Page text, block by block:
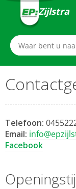
Zijlstra
Telefoon:
Email:
Facebook